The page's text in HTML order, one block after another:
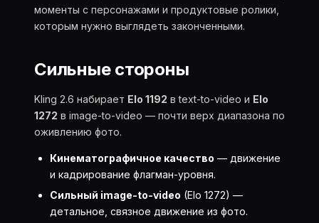
моменты с персонажами и продуктовые ролики,
которым нужно выглядеть законченными.
Сильные стороны
Kling 2.6 набирает Elo 1192 в text-to-video и Elo
1272 в image-to-video — почти верх диапазона по
оживлению фото.
Кинематографичное качество — движение
и кадрирование флагман-уровня.
Сильный image-to-video (Elo 1272) —
детальное, связное движение из фото.